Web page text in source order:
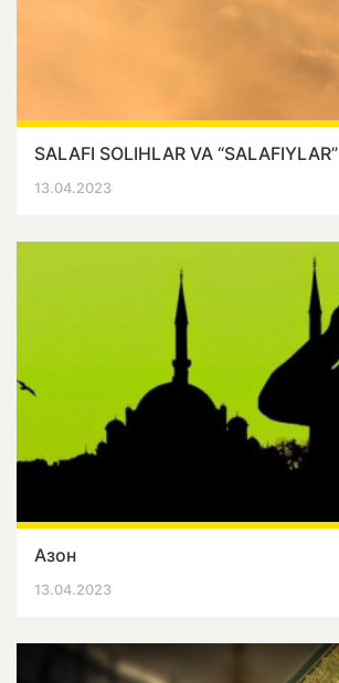
SALAFI SOLIHLAR VA “SALAFIYLAR”
13.04.2023
Азон
13.04.2023